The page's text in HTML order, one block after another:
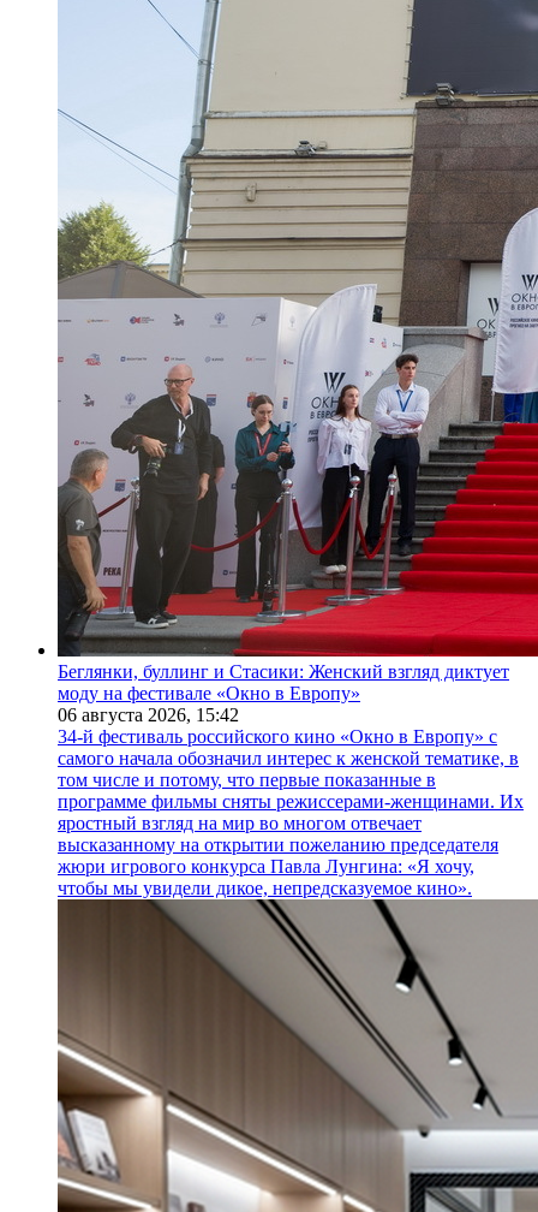
Беглянки, буллинг и Стасики: Женский взгляд диктует
моду на фестивале «Окно в Европу»
06 августа 2026, 15:42
34-й фестиваль российского кино «Окно в Европу» с
самого начала обозначил интерес к женской тематике, в
том числе и потому, что первые показанные в
программе фильмы сняты режиссерами-женщинами. Их
яростный взгляд на мир во многом отвечает
высказанному на открытии пожеланию председателя
жюри игрового конкурса Павла Лунгина: «Я хочу,
чтобы мы увидели дикое, непредсказуемое кино».